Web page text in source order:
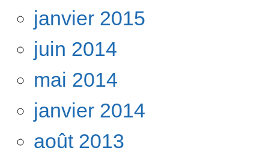
janvier 2015
juin 2014
mai 2014
janvier 2014
août 2013